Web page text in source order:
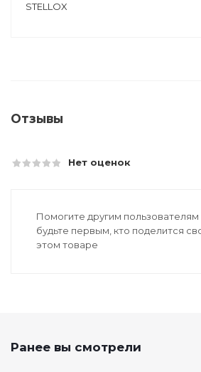
STELLOX
Отзывы
Нет оценок
Помогите другим
будьте первым, кто поделится
этом товаре
Ранее вы смотрели